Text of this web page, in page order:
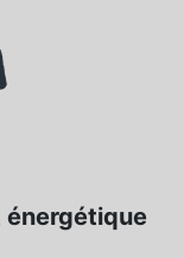
énergétique